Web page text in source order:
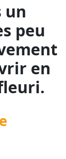
un
peu
en